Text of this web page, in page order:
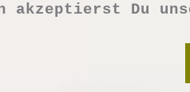
akzeptierst Du